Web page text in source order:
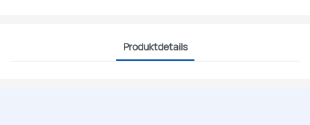
Produktdetails